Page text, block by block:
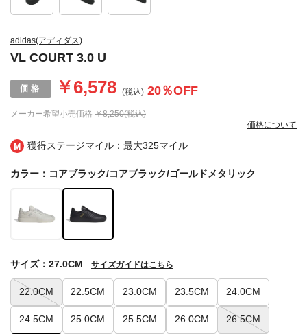
獲得ステージマイル：最大325マイル
adidas(アディダス)
VL COURT 3.0 U
メーカー希望小売価格 ￥8,250(税込)
￥6,578 (税込) 20％OFF
価格について
カラー：コアブラック/コアブラック/ゴールドメタリック
22.0CM 22.5CM 23.0CM 23.5CM 24.0CM
24.5CM 25.0CM 25.5CM 26.0CM 26.5CM
サイズ：27.0CM サイズガイドはこちら